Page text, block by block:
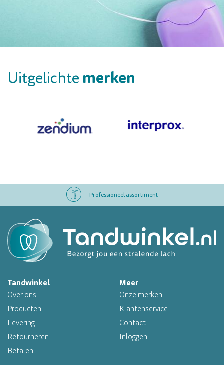
Uitgelichte merken
Professioneel assortiment
Op werkdagen voor 16.00 uur besteld, morgen in huis
Professioneel assortiment
Altijd op voorraad
Tandwinkel
Over ons
Producten
Levering
Retourneren
Betalen
Meer
Onze merken
Klantenservice
Contact
Inloggen